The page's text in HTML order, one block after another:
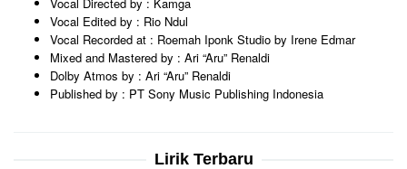
Vocal Edited by : Rio Ndul
Vocal Recorded at : Roemah Iponk Studio by Irene Edmar
Mixed and Mastered by : Ari “Aru” Renaldi
Dolby Atmos by : Ari “Aru” Renaldi
Published by : PT Sony Music Publishing Indonesia
Lirik Terbaru